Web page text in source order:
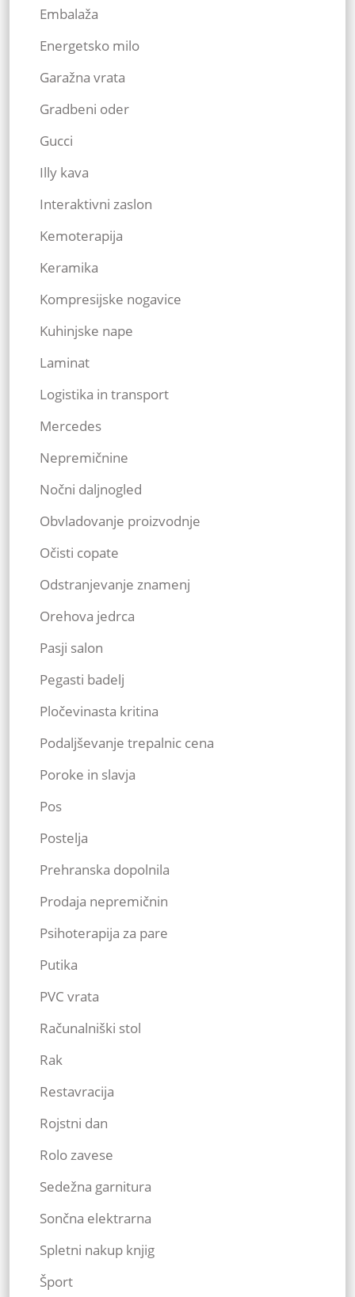
Embalaža
Energetsko milo
Garažna vrata
Gradbeni oder
Gucci
Illy kava
Interaktivni zaslon
Kemoterapija
Keramika
Kompresijske nogavice
Kuhinjske nape
Laminat
Logistika in transport
Mercedes
Nepremičnine
Nočni daljnogled
Obvladovanje proizvodnje
Očisti copate
Odstranjevanje znamenj
Orehova jedrca
Pasji salon
Pegasti badelj
Pločevinasta kritina
Podaljševanje trepalnic cena
Poroke in slavja
Pos
Postelja
Prehranska dopolnila
Prodaja nepremičnin
Psihoterapija za pare
Putika
PVC vrata
Računalniški stol
Rak
Restavracija
Rojstni dan
Rolo zavese
Sedežna garnitura
Sončna elektrarna
Spletni nakup knjig
Šport